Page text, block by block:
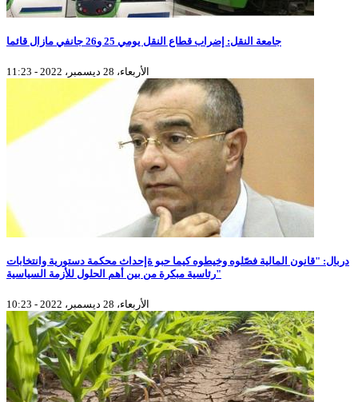
جامعة النقل: إضراب قطاع النقل يومي 25 و26 جانفي مازال قائما
الأربعاء، 28 ديسمبر، 2022 - 11:23
دربال: "قانون المالية فصّلوه وخيطوه كيما حبو ةإحداث محكمة دستورية وانتخابات
رئاسية مبكرة من بين أهم الحلول للأزمة السياسية"
الأربعاء، 28 ديسمبر، 2022 - 10:23